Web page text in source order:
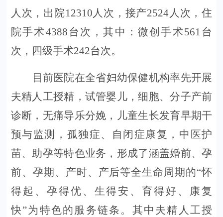
人次，出院12310人次，接产2524人次，住
院手术4388台次，其中：微创手术561台
次，四级手术242台次。
目前医院在全省妇幼保健机构率先开展
夫精人工授精，试管婴儿，细胞、分子产前
诊断，无痛导乐分娩，儿童生长发育早期干
预与监测，孤独症、自闭症康复，中医护
苗、助孕等特色业务，形成了涵盖婚前、孕
前、孕期、产时、产后等全生命周期的“怀
得起、孕得优、生得安、育得好、康复
快”为特色的服务链条。其中夫精人工授